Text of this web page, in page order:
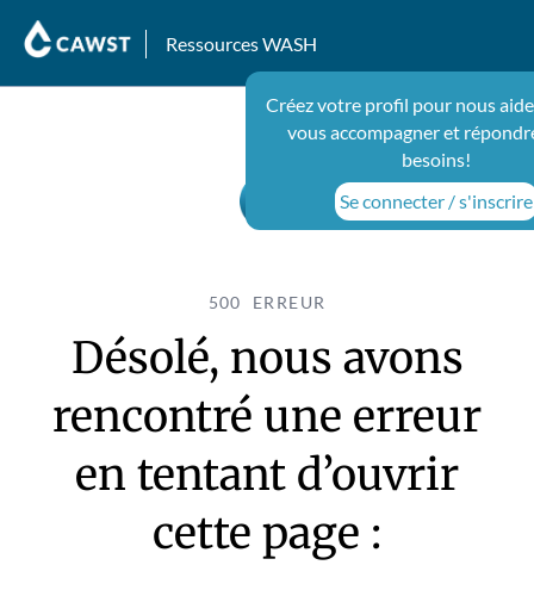
Ressources WASH
Créez votre profil pour nous
vous accompagner et
besoins!
Se connecter / s'inscrire
500 ERREUR
Désolé, nous avons
rencontré une erreur
en tentant d’ouvrir
cette page :